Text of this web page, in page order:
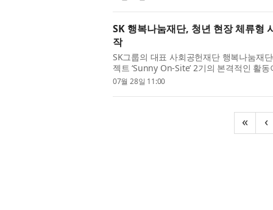
SK 행복나눔재단, 청년 현장 체류형
작
SK그룹의 대표 사회공헌재단 행복나눔재
젝트 ‘Sunny On-Site’ 2기의 본격적인 활
역에 일정 기간 거주하며 주민과 함께 생
07월 28일 11:00
« ‹